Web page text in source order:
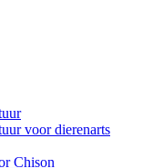
voor dierenarts
Chison